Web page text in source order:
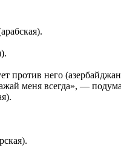
против него
меня всегда», —